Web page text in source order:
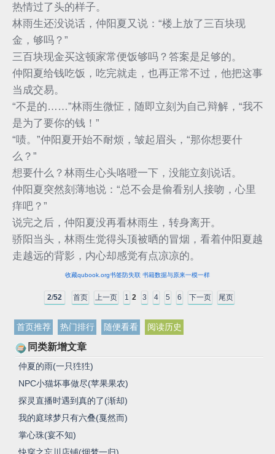
热情过了头的样子。
林雨生还没说话，仲阳夏又说：“楼上放了三百块现
金，够吗？”
三百块现金买这顿家常便饭够吗？答案是足够的。
仲阳夏给钱吃饭，吃完就走，也再正常不过，他把这事
当成交易。
“不是的……”林雨生微怔，随即立刻为自己辩解，“我不
是为了要你的钱！”
“啧。”仲阳夏开始不耐烦，皱起眉头，“那你想要什
么？”
想要什么？林雨生心头咯噔一下，没能立刻说话。
仲阳夏突然刻薄地说：“总不会是偷看别人接吻，心里
痒吧？”
说完之后，仲阳夏没再看林雨生，转身离开。
骄阳当头，林雨生觉得头顶被晒的冒烟，看着仲阳夏越
走越远的背影，内心却感觉有点凉凉的。
收藏qubook.org书签防失联 书籍数据与原来一模一样
2/52 首页 上一页 1 2 3 4 5 6 下一页 尾页
首页推荐 热门排行 随便看看 阅读历史
同类新增文章
仲夏的雨(一只狌狌)
NPC小猫坏事做尽(苹果果农)
探灵直播时遇到真的了(渐却)
我的庭球梦只有六叠(戛然而)
掌心珠(宴不知)